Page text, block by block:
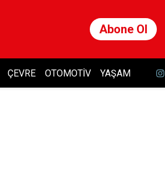
Abone Ol
ÇEVRE OTOMOTIV YAŞAM